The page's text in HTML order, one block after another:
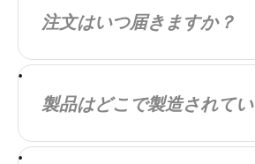
くことが弊社の目標です。万が
なかった場合は、その旨をお知
注文はいつ届きますか？
ご注文の商品は、できるだけ早
迅速に対応いたします。発送が
詳細を記載したメールをお送り
製品はどこで製造されて
当社の製品は、国内外で製造さ